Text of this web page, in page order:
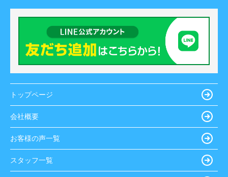
トップページ
会社概要
お客様の声一覧
スタッフ一覧